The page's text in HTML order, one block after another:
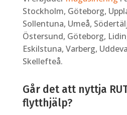
Stockholm, Göteborg,
Sollentuna, Umeå,
Östersund, Göteborg,
Eskilstuna, Varberg,
Skellefteå.
Går det att nyttja
flytthjälp?